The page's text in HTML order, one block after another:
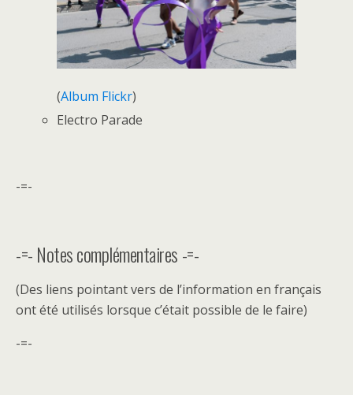
(Album Flickr)
Electro Parade
-=-
-=- Notes complémentaires -=-
(Des liens pointant vers de l’information en français
ont été utilisés lorsque c’était possible de le faire)
-=-